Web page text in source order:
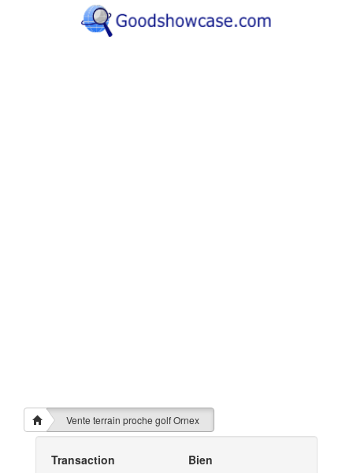
Vente terrain proche golf Ornex
Transaction
Bien